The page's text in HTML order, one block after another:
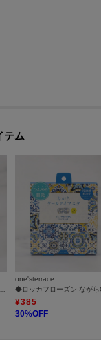
ールアイテムや 3wayファン
テム
one'sterrace
¥385
30%OFF